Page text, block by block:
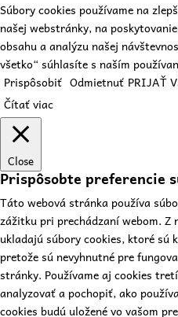
Súbory cookies používame na
našej webstránky, na
obsahu a analýzu našej
všetko“ súhlasíte s naším
Prispôsobiť Odmietnuť PRIJAŤ
Čítať viac
Close
Prispôsobte preferencie
Táto webová stránka používa
zážitku pri prechádzaní webom. Z
ukladajú súbory cookies, ktoré sú
pretože sú nevyhnutné pre
stránky. Používame aj cookies
analyzovať a pochopiť, ako
cookies budú uložené vo vašom